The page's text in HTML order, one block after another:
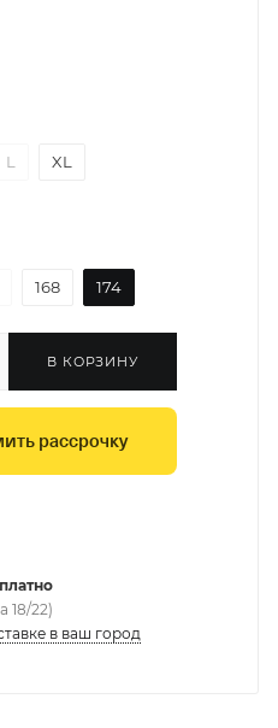
L XL
168 174
В КОРЗИНУ
рассрочку
18/22)
в ваш город